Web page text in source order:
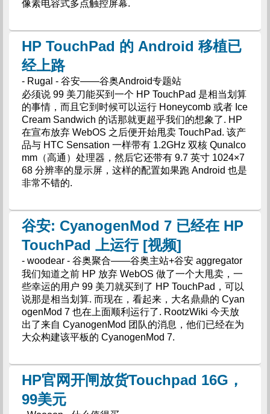
像素电容式多点触控屏幕.
HP TouchPad 的 Android 移植已
经上路
- Rugal - 谷安——谷奥Android专题站
必须说 99 美刀能买到一个 HP TouchPad 是相当划算
的事情，而且它到时候可以运行 Honeycomb 或者 Ice
Cream Sandwich 的话那就更超乎我们的想象了. HP
在宣布放弃 WebOS 之后便开始甩卖 TouchPad. 该产
品与 HTC Sensation 一样带有 1.2GHz 双核 Qunalco
mm（高通）处理器，然后它还带有 9.7 英寸 1024×7
68 分辨率的显示屏，这样的配置如果跑 Android 也是
非常不错的.
谷安: CyanogenMod 7 已经在 HP
TouchPad 上运行 [视频]
- woodear - 谷奥聚合——谷奥主站+谷安 aggregator
我们知道之前 HP 放弃 WebOS 做了一个大甩卖，一
些幸运的用户 99 美刀就买到了 HP TouchPad，可以
说那是相当划算. 而现在，看起来，大名鼎鼎的 Cyan
ogenMod 7 也在上面顺利运行了. RootzWiki 今天放
出了来自 CyanogenMod 团队的消息，他们已经在为
大众构建该平板的 CyanogenMod 7.
HP官网开闸放货Touchpad 16G，
99美元